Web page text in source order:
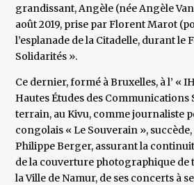
grandissant, Angèle (née Angèle
août 2019, prise par Florent Marot
l’esplanade de la Citadelle, durant le
Solidarités ».
Ce dernier, formé à Bruxelles, à l’ «
Hautes Études des Communications
terrain, au Kivu, comme journaliste
congolais « Le Souverain », succède,
Philippe Berger, assurant la
de la couverture photographique de
la Ville de Namur, de ses concerts à